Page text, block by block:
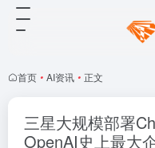
首页 • AI资讯 • 正文
三星大规模部署
OpenAI史上最大